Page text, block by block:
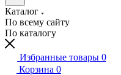
Каталог
По всему сайту
По каталогу
Избранные товары 0
Корзина 0